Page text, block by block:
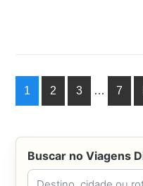
1 2 3 … 7
Buscar no Viagens
Buscar no Viagens